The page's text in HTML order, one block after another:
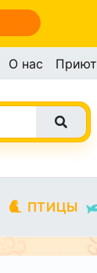
О нас Приют
ПТИЦЫ